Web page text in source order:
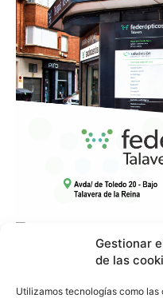
Gestionar
de las
Utilizamos tecnologías como